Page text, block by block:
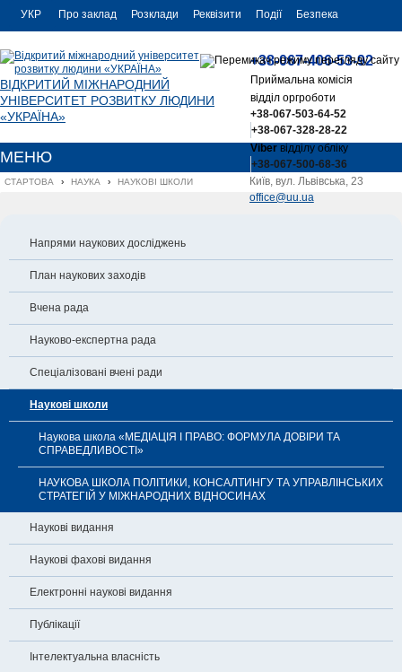
УКР
ENG
Про заклад Розклади Реквізити Події Безпека
ВІДКРИТИЙ МІЖНАРОДНИЙ
УНІВЕРСИТЕТ РОЗВИТКУ ЛЮДИНИ
«УКРАЇНА»
+38-067-406-53-92
Приймальна комісія
відділ оргроботи
+38-067-503-64-52
+38-067-328-28-22
Viberвідділу обліку
+38-067-500-68-36
Київ, вул. Львівська, 23
office@uu.ua
МЕНЮ
СТАРТОВА › НАУКА › НАУКОВІ ШКОЛИ
Напрями наукових досліджень
План наукових заходів
Вчена рада
Науково-експертна рада
Спеціалізовані вчені ради
Наукові школи
Наукова школа «МЕДІАЦІЯ І ПРАВО: ФОРМУЛА ДОВІРИ ТА
СПРАВЕДЛИВОСТІ»
НАУКОВА ШКОЛА ПОЛІТИКИ, КОНСАЛТИНГУ ТА УПРАВЛІНСЬКИХ
СТРАТЕГІЙ У МІЖНАРОДНИХ ВІДНОСИНАХ
Наукові видання
Наукові фахові видання
Електронні наукові видання
Публікації
Інтелектуальна власність